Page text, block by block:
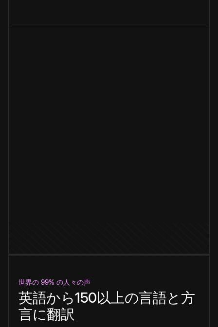
世界の 99% の人々の声
英語から150以上の言語と方
言に翻訳